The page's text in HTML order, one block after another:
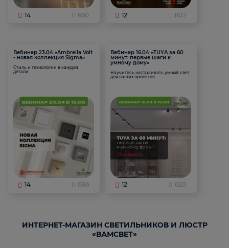
14 660 12 1107
Вебинар 23.04 «Ambrella Volt
- новая коллекция Sigma»
Стиль и технологии в каждой
детали
14 686
Вебинар 16.04 «TUYA за 60
минут: первые шаги к
умному дому»
Научитесь настраивать умный свет
для ваших проектов
12 620
ИНТЕРНЕТ-МАГАЗИН СВЕТИЛЬНИКОВ И ЛЮСТР
«ВАМСВЕТ»